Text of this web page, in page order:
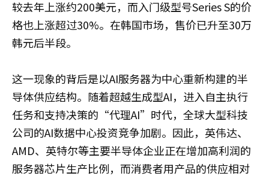
较去年上涨约200美元，而入门级型号Series S的价
格也上涨超过30%。在韩国市场，售价已升至30万
韩元后半段。
这一现象的背后是以AI服务器为中心重新构建的半
导体供应结构。随着超越生成型AI，进入自主执行
任务和支持决策的“代理AI”时代，全球大型科技
公司的AI数据中心投资竞争加剧。因此，英伟达、
AMD、英特尔等主要半导体企业正在增加高利润的
服务器芯片生产比例，而消费者用产品的供应相对